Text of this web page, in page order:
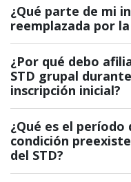
¿Qué parte de mi
reemplazada por
¿Por qué debo
STD grupal
inscripción inicial?
¿Qué es el período
condición
del STD?